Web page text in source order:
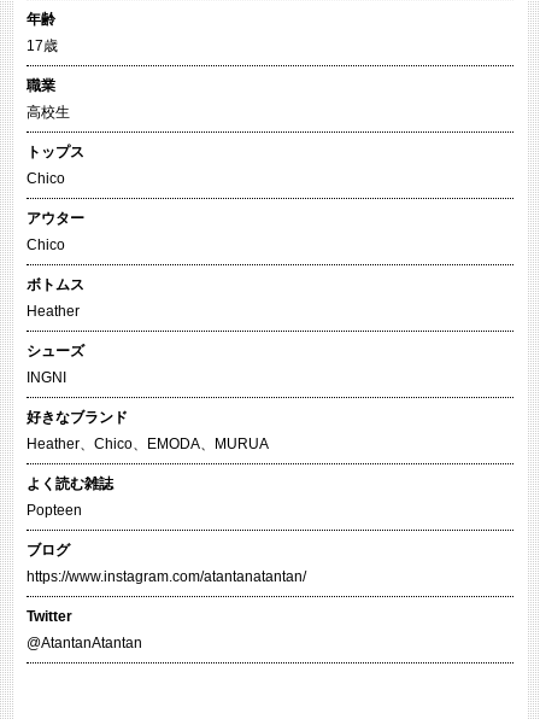
年齢
17歳
職業
高校生
トップス
Chico
アウター
Chico
ボトムス
Heather
シューズ
INGNI
好きなブランド
Heather、Chico、EMODA、MURUA
よく読む雑誌
Popteen
ブログ
https://www.instagram.com/atantanatantan/
Twitter
@AtantanAtantan